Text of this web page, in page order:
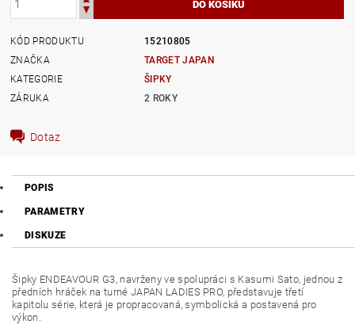
KÓD PRODUKTU
15210805
ZNAČKA
TARGET JAPAN
KATEGORIE
ŠIPKY
ZÁRUKA
2 ROKY
Dotaz
POPIS
PARAMETRY
DISKUZE
Šipky ENDEAVOUR G3, navrženy ve spolupráci s Kasumi Sato, jednou z
předních hráček na turné JAPAN LADIES PRO, představuje třetí
kapitolu série, která je propracovaná, symbolická a postavená pro
výkon.